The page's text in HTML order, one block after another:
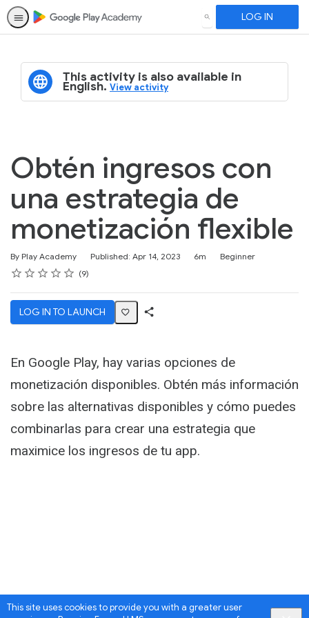
This site uses cookies to provide you with a greater user
SEARCH LOG IN
This activity is also available in
English.View activity
Obtén ingresos con
una estrategia de
monetización flexible
By Play Academy Published: Apr 14, 2023
Duration 6m
Difficulty
Beginner
Rating
1 star
2 stars
3 stars
4 stars
5 stars
Average rating: 4.9 9
9 reviews
LOG IN TO LAUNCH
En Google Play, hay varias opciones de
monetización disponibles. Obtén más información
sobre las alternativas disponibles y cómo puedes
combinarlas para crear una estrategia que
maximice los ingresos de tu app.